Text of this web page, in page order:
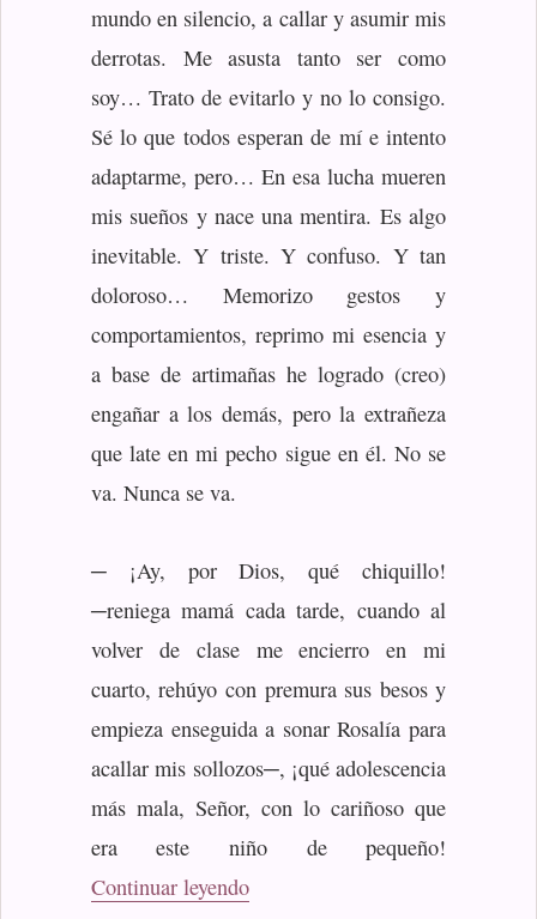
mundo en silencio, a callar y asumir mis
derrotas. Me asusta tanto ser como
soy… Trato de evitarlo y no lo consigo.
Sé lo que todos esperan de mí e intento
adaptarme, pero… En esa lucha mueren
mis sueños y nace una mentira. Es algo
inevitable. Y triste. Y confuso. Y tan
doloroso… Memorizo gestos y
comportamientos, reprimo mi esencia y
a base de artimañas he logrado (creo)
engañar a los demás, pero la extrañeza
que late en mi pecho sigue en él. No se
va. Nunca se va.
─ ¡Ay, por Dios, qué chiquillo!
─reniega mamá cada tarde, cuando al
volver de clase me encierro en mi
cuarto, rehúyo con premura sus besos y
empieza enseguida a sonar Rosalía para
acallar mis sollozos─, ¡qué adolescencia
más mala, Señor, con lo cariñoso que
era este niño de pequeño!
Continuar leyendo«Miedo»